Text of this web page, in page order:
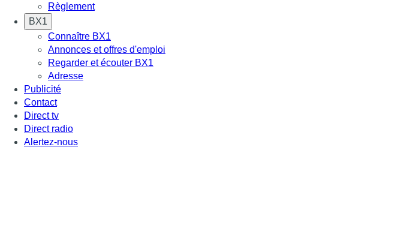
Règlement
BX1
Connaître BX1
Annonces et offres d'emploi
Regarder et écouter BX1
Adresse
Publicité
Contact
Direct tv
Direct radio
Alertez-nous